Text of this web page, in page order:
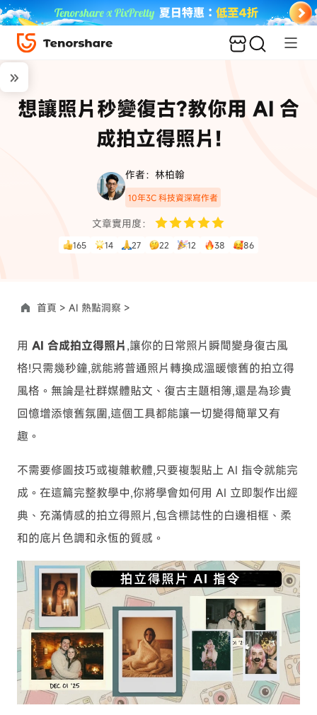
想讓照片秒變復古?教你用 AI 合
成拍立得照片!
作者：林柏翰
10年3C 科技資深寫作者
文章實用度：
165 14 27 22 12 38 86
首頁 > AI 熱點洞察 >
用 AI 合成拍立得照片,讓你的日常照片瞬間變身復古風
格!只需幾秒鐘,就能將普通照片轉換成溫暖懷舊的拍立得
風格。無論是社群媒體貼文、復古主題相簿,還是為珍貴
回憶增添懷舊氛圍,這個工具都能讓一切變得簡單又有
趣。
不需要修圖技巧或複雜軟體,只要複製貼上 AI 指令就能完
成。在這篇完整教學中,你將學會如何用 AI 立即製作出經
典、充滿情感的拍立得照片,包含標誌性的白邊相框、柔
和的底片色調和永恆的質感。